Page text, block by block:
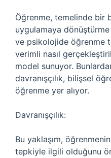
Öğrenme, temelinde bir
uygulamaya
ve psikolojide öğrenme
verimli nasıl
model sunuyor.
davranışçılık, bilişsel
öğrenme yer alıyor.
Davranışçılık:
Bu yaklaşım,
tepkiyle ilgili olduğunu